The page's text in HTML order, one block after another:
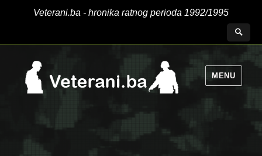
Veterani.ba - hronika ratnog perioda 1992/1995
MENU